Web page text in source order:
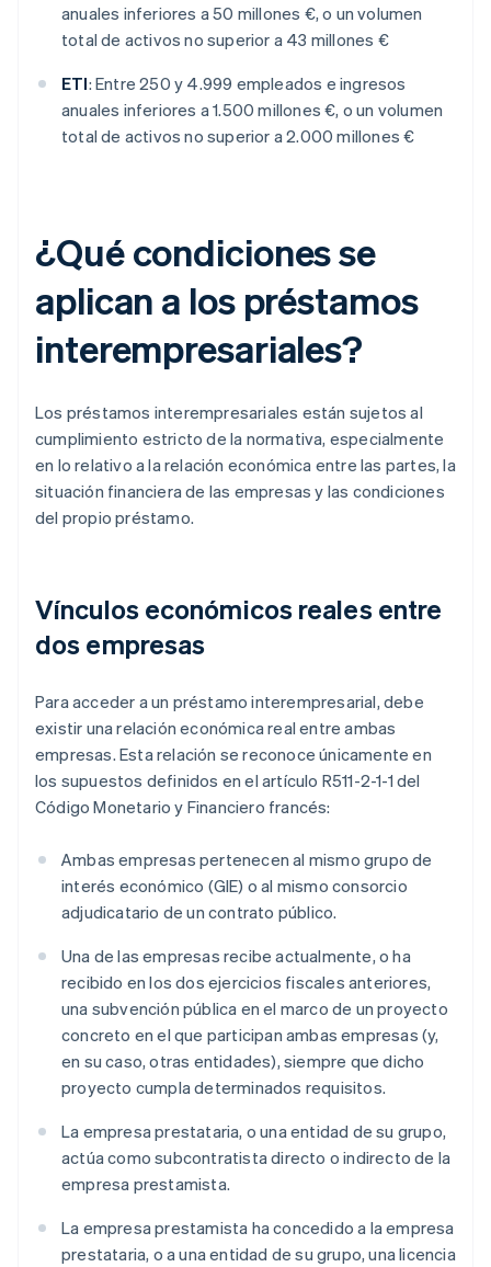
anuales inferiores a 50 millones €, o un volumen
total de activos no superior a 43 millones €
ETI: Entre 250 y 4.999 empleados e ingresos
anuales inferiores a 1.500 millones €, o un volumen
total de activos no superior a 2.000 millones €
¿Qué condiciones se
aplican a los préstamos
interempresariales?
Los préstamos interempresariales están sujetos al
cumplimiento estricto de la normativa, especialmente
en lo relativo a la relación económica entre las partes, la
situación financiera de las empresas y las condiciones
del propio préstamo.
Vínculos económicos reales entre
dos empresas
Para acceder a un préstamo interempresarial, debe
existir una relación económica real entre ambas
empresas. Esta relación se reconoce únicamente en
los supuestos definidos en el artículo R511-2-1-1 del
Código Monetario y Financiero francés:
Ambas empresas pertenecen al mismo grupo de
interés económico (GIE) o al mismo consorcio
adjudicatario de un contrato público.
Una de las empresas recibe actualmente, o ha
recibido en los dos ejercicios fiscales anteriores,
una subvención pública en el marco de un proyecto
concreto en el que participan ambas empresas (y,
en su caso, otras entidades), siempre que dicho
proyecto cumpla determinados requisitos.
La empresa prestataria, o una entidad de su grupo,
actúa como subcontratista directo o indirecto de la
empresa prestamista.
La empresa prestamista ha concedido a la empresa
prestataria, o a una entidad de su grupo, una licencia